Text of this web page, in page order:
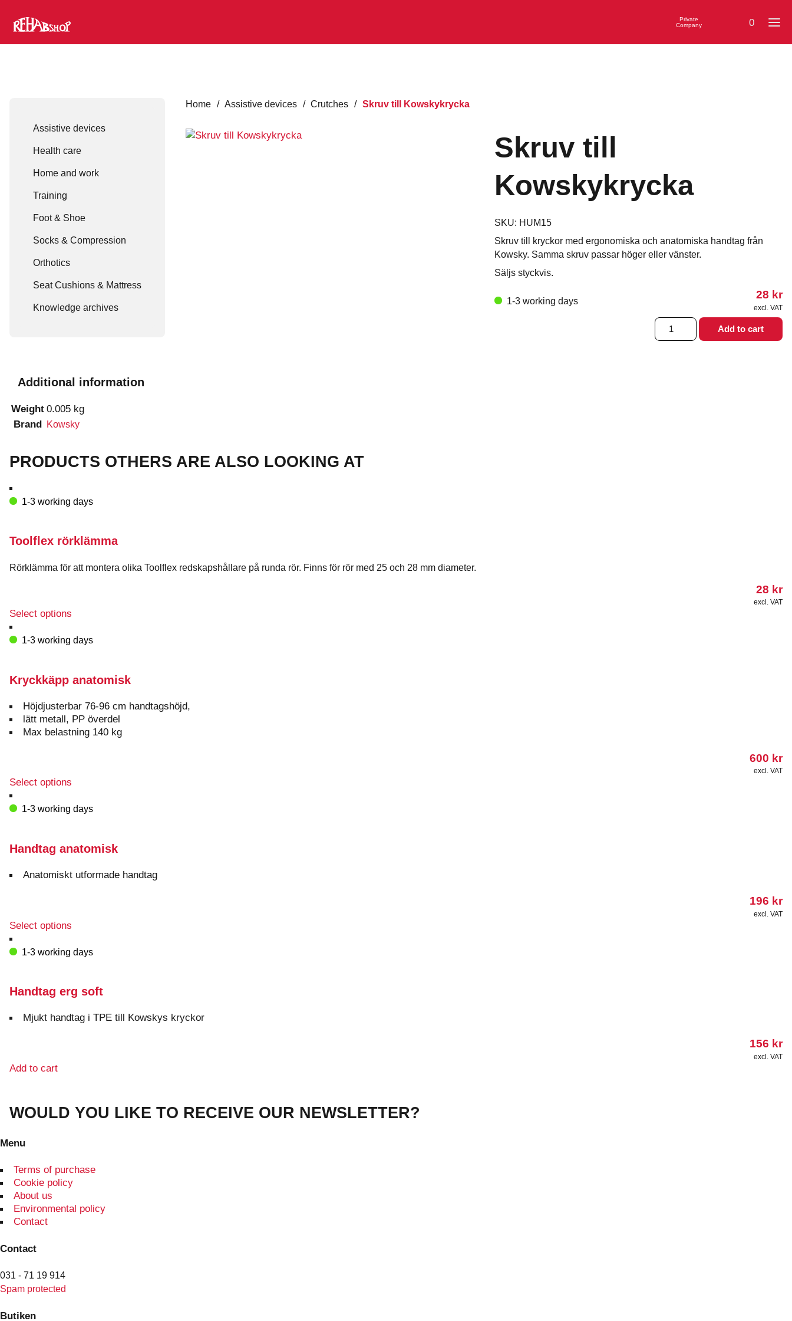
0
Private
Company
Assistive devices
Health care
Home and work
Training
Foot & Shoe
Socks & Compression
Orthotics
Seat Cushions & Mattress
Knowledge archives
Home / Assistive devices / Crutches / Skruv till Kowskykrycka
Skruv till
Kowskykrycka
SKU: HUM15
Skruv till kryckor med ergonomiska och anatomiska handtag från
Kowsky. Samma skruv passar höger eller vänster.
Säljs styckvis.
1-3 working days 28 kr
excl. VAT
Skruv
Kowskykrycka
Add to cart
Additional information
Weight 0.005 kg
Brand Kowsky
PRODUCTS OTHERS ARE ALSO LOOKING AT
1-3 working days
Toolflex rörklämma
Rörklämma för att montera olika Toolflex redskapshållare på runda rör. Finns för rör med 25 och 28 mm diameter.
28 kr
excl. VAT
Select options
has
The
may
be
chosen
1-3 working days
Kryckkäpp anatomisk
Höjdjusterbar 76-96 cm handtagshöjd,
lätt metall, PP överdel
Max belastning 140 kg
600 kr
excl. VAT
Select options
has
The
may
page
1-3 working days
Handtag anatomisk
Anatomiskt utformade handtag
196 kr
excl. VAT
Select options
has
The
may
1-3 working days
Handtag erg soft
Mjukt handtag i TPE till Kowskys kryckor
156 kr
excl. VAT
Add to cart
WOULD YOU LIKE TO RECEIVE OUR NEWSLETTER?
Menu
Terms of purchase
Cookie policy
About us
Environmental policy
Contact
Contact
031 - 71 19 914
Spam protected
Butiken